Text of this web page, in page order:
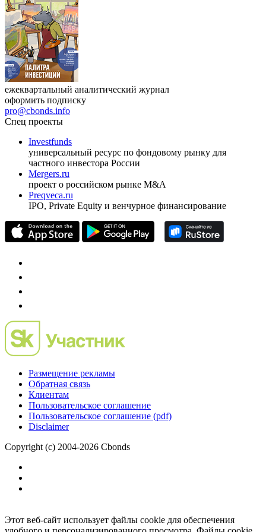
ежеквартальный аналитический журнал
оформить подписку
pro@cbonds.info
Спец проекты
Investfunds
универсальный ресурс по фондовому рынку для
частного инвестора России
Mergers.ru
проект о российском рынке M&A
Preqveca.ru
IPO, Private Equity и венчурное финансирование
Размещение рекламы
Обратная связь
Клиентам
Пользовательское соглашение
Пользовательское соглашение (pdf)
Disclaimer
Copyright (c) 2004-2026 Cbonds
Этот веб-сайт использует файлы cookie для обеспечения